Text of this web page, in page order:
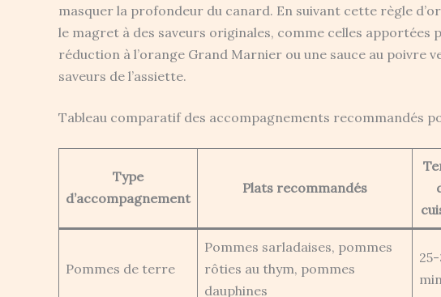
masquer la profondeur du canard. En suivant cette règle
le magret à des saveurs originales, comme celles apportées
réduction à l’orange Grand Marnier ou une sauce au poivre
saveurs de l’assiette.
Tableau comparatif des accompagnements recommandés
Type
d’accompagnement
Plats recommandés
Pommes de terre
Pommes sarladaises, pommes
rôties au thym, pommes
dauphines